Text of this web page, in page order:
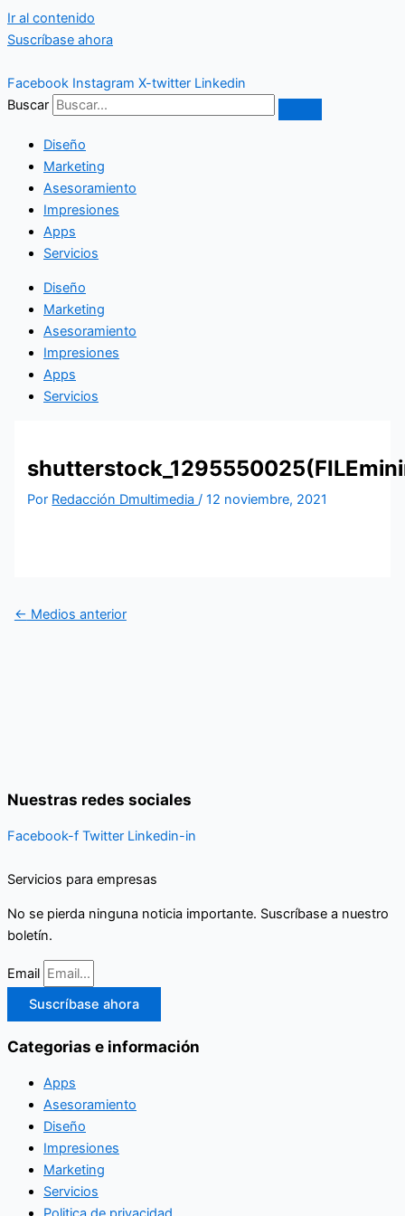
Ir al contenido
Suscríbase ahora
Facebook Instagram X-twitter Linkedin
Buscar
Diseño
Marketing
Asesoramiento
Impresiones
Apps
Servicios
Diseño
Marketing
Asesoramiento
Impresiones
Apps
Servicios
Por Redacción Dmultimedia/12 noviembre, 2021
← Medios anterior
Nuestras redes sociales
Facebook-f Twitter Linkedin-in
Servicios para empresas
No se pierda ninguna noticia importante. Suscríbase a nuestro
boletín.
Email
Suscríbase ahora
Categorias e información
Apps
Asesoramiento
Diseño
Impresiones
Marketing
Servicios